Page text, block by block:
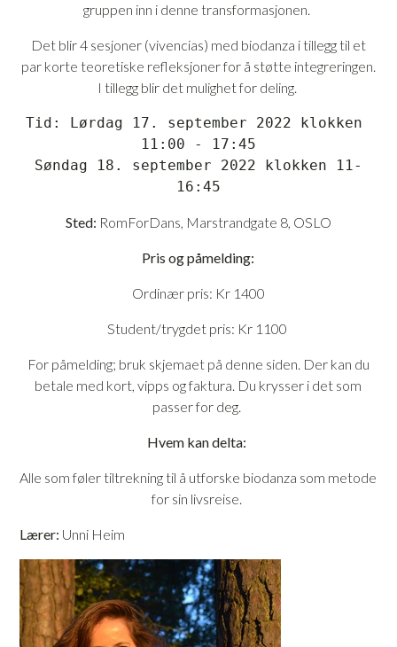
gruppen inn i denne transformasjonen.
Det blir 4 sesjoner (vivencias) med biodanza i tillegg til et
par korte teoretiske refleksjoner for å støtte integreringen.
I tillegg blir det mulighet for deling.
Tid:
Lørdag 17. september 2022 klokken
11:00 - 17:45
Søndag 18. september 2022 klokken 11-
16:45
Sted: RomForDans, Marstrandgate 8, OSLO
Pris og påmelding:
Ordinær pris: Kr 1400
Student/trygdet pris: Kr 1100
For påmelding; bruk skjemaet på denne siden. Der kan du
betale med kort, vipps og faktura. Du krysser i det som
passer for deg.
Hvem kan delta:
Alle som føler tiltrekning til å utforske biodanza som metode
for sin livsreise.
Lærer: Unni Heim